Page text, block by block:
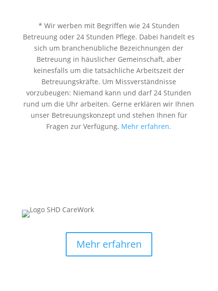
* Wir werben mit Begriffen wie 24 Stunden
Betreuung oder 24 Stunden Pflege. Dabei handelt es
sich um branchenübliche Bezeichnungen der
Betreuung in häuslicher Gemeinschaft, aber
keinesfalls um die tatsächliche Arbeitszeit der
Betreuungskräfte. Um Missverständnisse
vorzubeugen: Niemand kann und darf 24 Stunden
rund um die Uhr arbeiten. Gerne erklären wir Ihnen
unser Betreuungskonzept und stehen Ihnen für
Fragen zur Verfügung. Mehr erfahren.
Mehr erfahren